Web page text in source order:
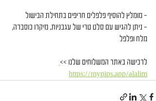
- מומלץ להוסיף פלפלים חריפים בתחילת הבישול
- ניתן להגיש עם סלט טרי של עגבניות, מיקרו כוסברה,
מלח ופלפל
לרכישה באתר המשלוחים שלנו >>
https://mypips.app/alalim